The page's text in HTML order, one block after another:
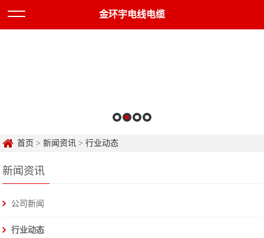
金环宇电线电缆
首页 >新闻资讯 >行业动态
新闻资讯
公司新闻
行业动态